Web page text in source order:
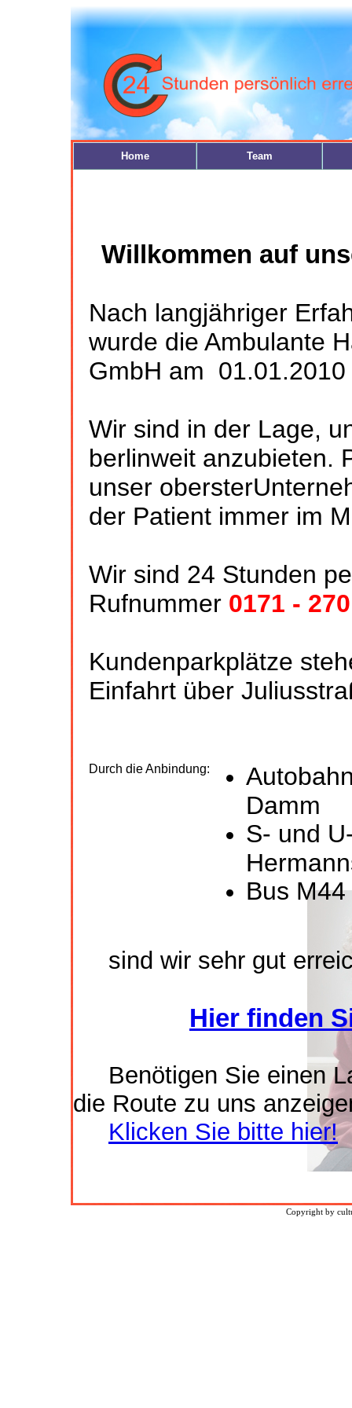
Home Team
Willkommen auf
Nach langjähriger
wurde die Ambulante
GmbH am
Wir sind in der Lage,
berlinweit anzubieten.
unser
der Patient immer im
Wir sind 24 Stunden
Rufnummer 0171 -
Kundenparkplätze
Einfahrt über
Durch die Anbindung:
Damm
S- und
Bus M44
sind wir sehr gut
Hier finden
Benötigen Sie einen
die Route zu uns
Klicken Sie bitte hier!
Copyright by